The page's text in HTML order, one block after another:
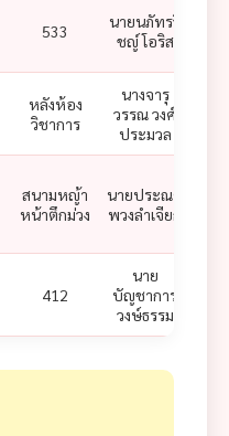
533
นายนภัทรวิ
ชญ์ โอริส
หลังห้อง
วิชาการ
นางจารุ
วรรณ วงศ์
ประมวล
สนามหญ้า
หน้าตึกม่วง
นายประณต
พวงลำเจียก
412
นาย
บัญชาการ
วงษ์ธรรม